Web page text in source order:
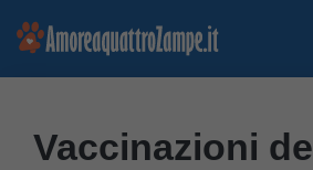
Vai
Vaccinazioni